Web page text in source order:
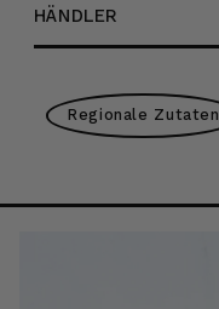
HÄNDLER
Regionale Zutaten